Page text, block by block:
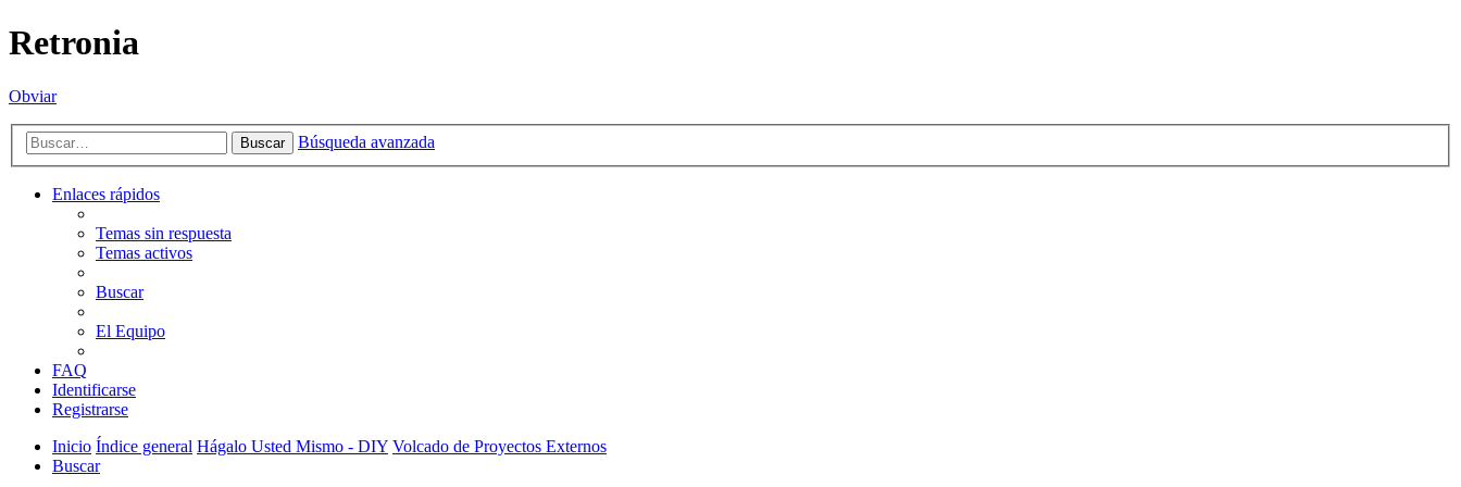
Retronia
Obviar
Buscar Búsqueda avanzada
Enlaces rápidos
Temas sin respuesta
Temas activos
Buscar
El Equipo
FAQ
Identificarse
Registrarse
Inicio Índice general Hágalo Usted Mismo - DIY Volcado de Proyectos Externos
Buscar